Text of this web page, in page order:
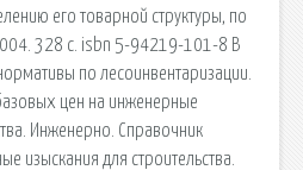
его товарной структуры, по
328 с. isbn 5-94219-101-8 В
по лесоинвентаризации.
цен на инженерные
Инженерно. Справочник
изыскания для строительства.